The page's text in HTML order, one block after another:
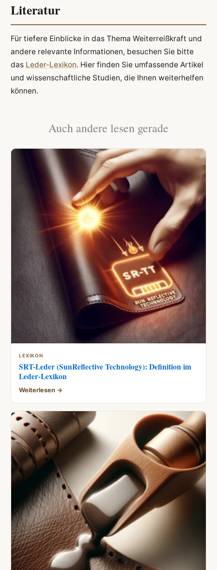
Literatur
Für tiefere Einblicke in das Thema Weiterreißkraft und
andere relevante Informationen, besuchen Sie bitte
das Leder-Lexikon. Hier finden Sie umfassende Artikel
und wissenschaftliche Studien, die Ihnen weiterhelfen
können.
Auch andere lesen gerade
LEXIKON
SRT-Leder (SunReflective Technology): Definition im
Leder-Lexikon
Weiterlesen →